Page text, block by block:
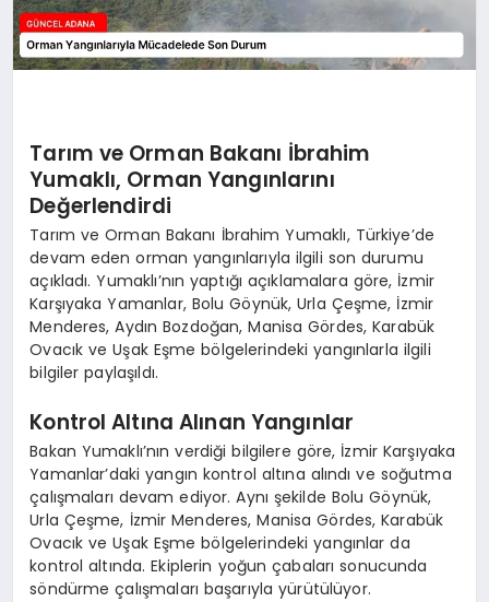
Tarım ve Orman Bakanı İbrahim
Yumaklı, Orman Yangınlarını
Değerlendirdi
Tarım ve Orman Bakanı İbrahim Yumaklı, Türkiye’de
devam eden orman yangınlarıyla ilgili son durumu
açıkladı. Yumaklı’nın yaptığı açıklamalara göre, İzmir
Karşıyaka Yamanlar, Bolu Göynük, Urla Çeşme, İzmir
Menderes, Aydın Bozdoğan, Manisa Gördes, Karabük
Ovacık ve Uşak Eşme bölgelerindeki yangınlarla ilgili
bilgiler paylaşıldı.
Kontrol Altına Alınan Yangınlar
Bakan Yumaklı’nın verdiği bilgilere göre, İzmir Karşıyaka
Yamanlar’daki yangın kontrol altına alındı ve soğutma
çalışmaları devam ediyor. Aynı şekilde Bolu Göynük,
Urla Çeşme, İzmir Menderes, Manisa Gördes, Karabük
Ovacık ve Uşak Eşme bölgelerindeki yangınlar da
kontrol altında. Ekiplerin yoğun çabaları sonucunda
söndürme çalışmaları başarıyla yürütülüyor.